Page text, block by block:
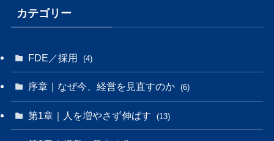
カテゴリー
FDE／採用 (4)
序章｜なぜ今、経営を見直すのか (6)
第1章｜人を増やさず伸ばす (13)